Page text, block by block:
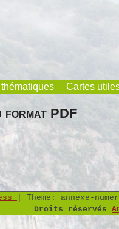
Cartes
PDF
Theme: annexe-
Droits réservés